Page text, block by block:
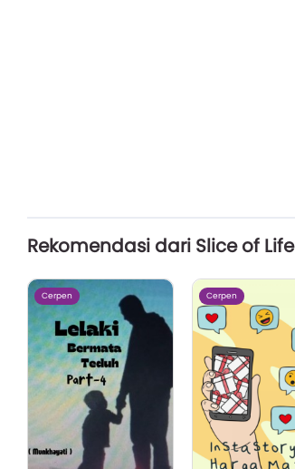
Rekomendasi dari Slice of Life
Cerpen Cerpen